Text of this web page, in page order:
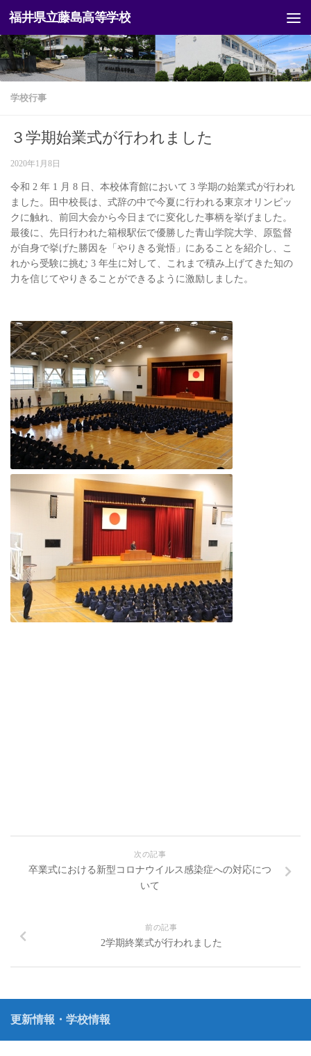
コンテンツへスキップ
福井県立藤島高等学校
学校行事
３学期始業式が行われました
2020年1月8日
令和 2 年 1 月 8 日、本校体育館において 3 学期の始業式が行われ
ました。田中校長は、式辞の中で今夏に行われる東京オリンピッ
クに触れ、前回大会から今日までに変化した事柄を挙げました。
最後に、先日行われた箱根駅伝で優勝した青山学院大学、原監督
が自身で挙げた勝因を「やりきる覚悟」にあることを紹介し、こ
れから受験に挑む 3 年生に対して、これまで積み上げてきた知の
力を信じてやりきることができるように激励しました。
次の記事
卒業式における新型コロナウイルス感染症への対応につ
いて
前の記事
2学期終業式が行われました
更新情報・学校情報